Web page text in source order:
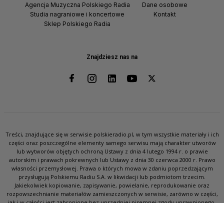
Znajdziesz nas na
Agencja Muzyczna Polskiego Radia
Studia nagraniowe i koncertowe
Sklep Polskiego Radia
Dane osobowe
Kontakt
Treści, znajdujące się w serwisie polskieradio.pl, w tym wszystkie materiały i ich
części oraz poszczególne elementy samego serwisu mają charakter utworów
lub wytworów objętych ochroną Ustawy z dnia 4 lutego 1994 r. o prawie
autorskim i prawach pokrewnych lub Ustawy z dnia 30 czerwca 2000 r. Prawo
własności przemysłowej. Prawa o których mowa w zdaniu poprzedzającym
przysługują Polskiemu Radiu S.A. w likwidacji lub podmiotom trzecim.
Jakiekolwiek kopiowanie, zapisywanie, powielanie, reprodukowanie oraz
rozpowszechnianie materiałów zamieszczonych w serwisie, zarówno w części,